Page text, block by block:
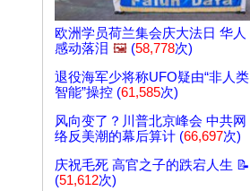
欧洲学员荷兰集会庆大法日 华人
感动落泪 🖼️ (58,778次)
退役海军少将称UFO疑由“非人类
智能”操控 (61,585次)
风向变了？川普北京峰会 中共网
络反美潮的幕后算计 (66,697次)
庆祝毛死 高官之子的跌宕人生 📝
(51,612次)